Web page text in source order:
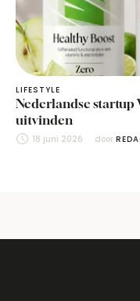
LIFESTYLE
Nederlandse
uitvinden
18 juni 2026 door